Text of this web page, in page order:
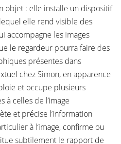
objet : elle installe un dispositif
elle rend visible des
accompagne les images
le regardeur pourra faire des
présentes dans
chez Simon, en apparence
et occupe plusieurs
à celles de l’image
et précise l’information
à l’image, confirme ou
subtilement le rapport de